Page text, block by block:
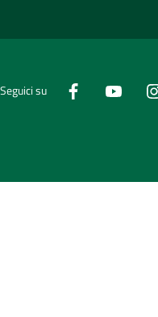
Seguici su